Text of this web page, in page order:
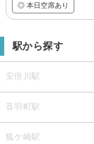
◎ 本日空席あり
駅から探す
安倍川駅
音羽町駅
狐ケ崎駅